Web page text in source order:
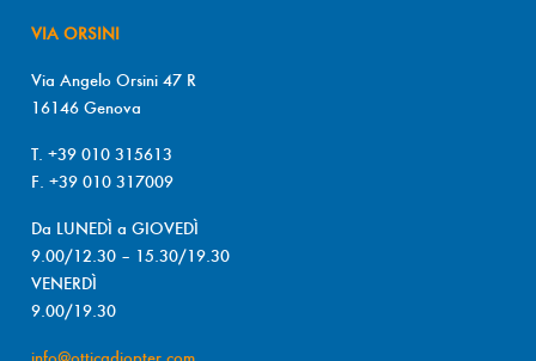
VIA ORSINI
Via Angelo Orsini 47 R
16146 Genova
T. +39 010 315613
F. +39 010 317009
Da LUNEDÌ a GIOVEDÌ
9.00/12.30 – 15.30/19.30
VENERDÌ
9.00/19.30